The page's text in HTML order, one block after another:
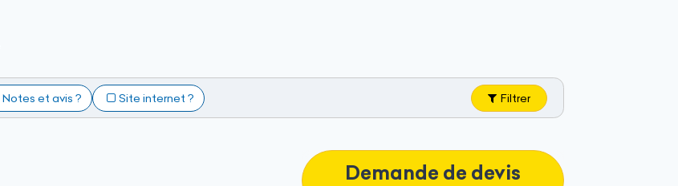
Notes et avis ? Site internet ? Filtrer
Demande de devis